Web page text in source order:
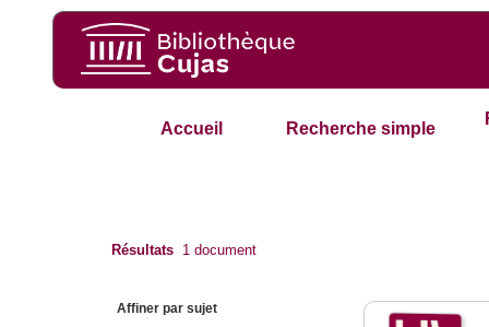
Accueil Recherche simple
Résultats 1 document
Affiner par sujet